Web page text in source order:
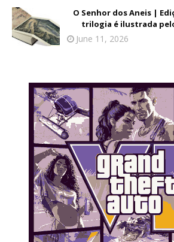
O Senhor dos Aneis |
trilogia é ilustrada
June 11, 2026